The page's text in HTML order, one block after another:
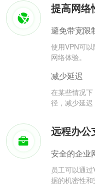
提高网络
避免带宽限
使用VPN可
网络体验。
减少延迟
在某些情况
径，减少延迟
远程办公
安全的企业
员工可以通
据的机密性和